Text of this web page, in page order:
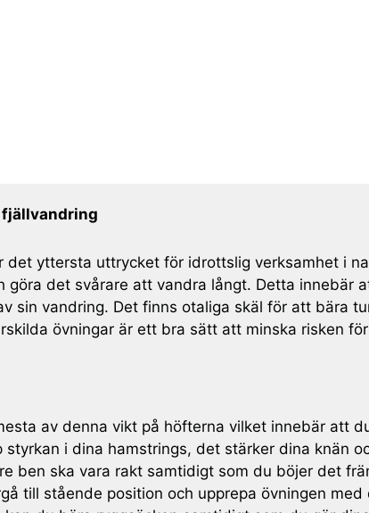
fjällvandring
yttersta uttrycket för idrottslig verksamhet i
göra det svårare att vandra långt. Detta innebär
sin vandring. Det finns otaliga skäl för att bära
övningar är ett bra sätt att minska risken
av denna vikt på höfterna vilket innebär att
i dina hamstrings, det stärker dina knän
ben ska vara rakt samtidigt som du böjer det
till stående position och upprepa övningen